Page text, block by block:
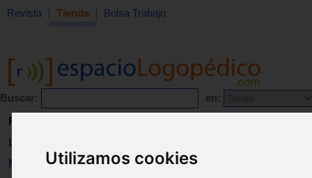
Utilizamos cookies
Revista Tienda Bolsa Trabajo
Buscar: en:
Revista
Libros
Material